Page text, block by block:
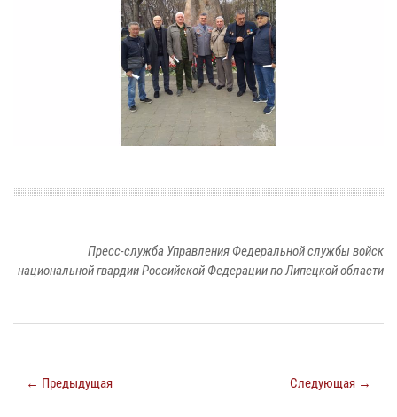
Пресс-служба Управления Федеральной службы войск
национальной гвардии Российской Федерации по Липецкой области
← Предыдущая Следующая →